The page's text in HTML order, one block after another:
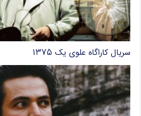
سریال کاراگاه علوی یک ۱۳۷۵